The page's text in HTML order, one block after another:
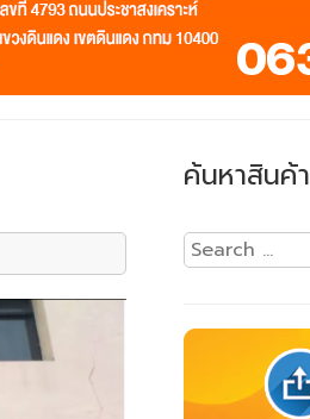
ค้นหาสินค้า